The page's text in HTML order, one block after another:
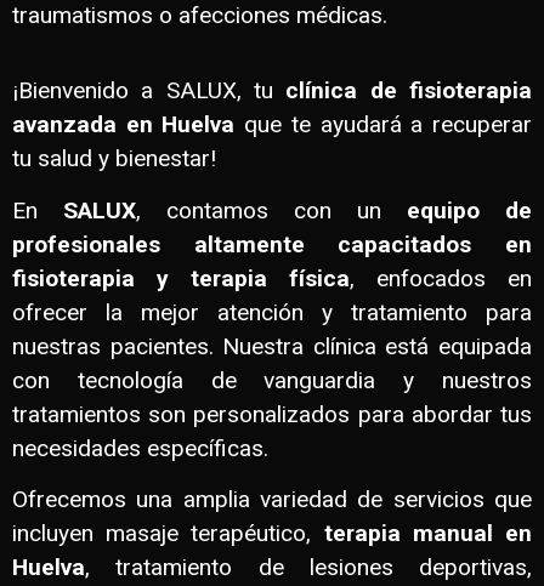
traumatismos o afecciones médicas.
¡Bienvenido a SALUX, tu clínica de fisioterapia
avanzada en Huelva que te ayudará a recuperar
tu salud y bienestar!
En SALUX, contamos con un equipo de
profesionales altamente capacitados en
fisioterapia y terapia física, enfocados en
ofrecer la mejor atención y tratamiento para
nuestras pacientes. Nuestra clínica está equipada
con tecnología de vanguardia y nuestros
tratamientos son personalizados para abordar tus
necesidades específicas.
Ofrecemos una amplia variedad de servicios que
incluyen masaje terapéutico, terapia manual en
Huelva, tratamiento de lesiones deportivas,